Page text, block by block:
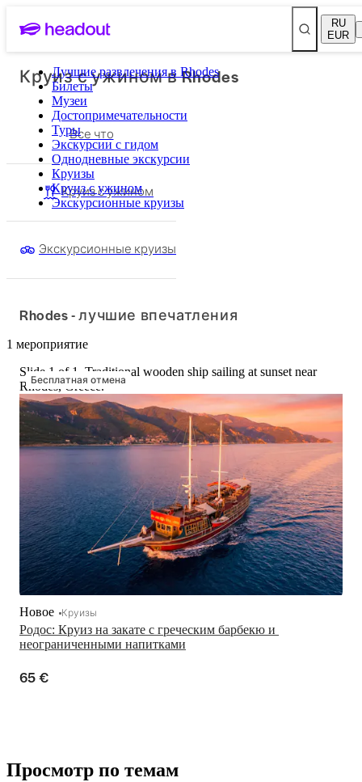
RU
EUR
Лучшие развлечения в Rhodes
Билеты
Музеи
Достопримечательности
Туры
Экскурсии с гидом
Однодневные экскурсии
Круизы
Круиз с ужином
Экскурсионные круизы
Круиз с ужином в Rhodes
Все что
Круиз с ужином
Экскурсионные круизы
Rhodes - лучшие впечатления
1 мероприятие
Бесплатная отмена
Slide 1 of 1, Traditional wooden ship sailing at sunset near
Rhodes, Greece.
Родос: Круиз на закате с греческим барбекю и
неограниченными напитками
Новое Круизы
65 €
Просмотр по темам